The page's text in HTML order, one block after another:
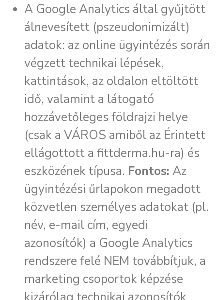
A Google Analytics által gyűjtött
álnevesített (pszeudonimizált)
adatok: az online ügyintézés során
végzett technikai lépések,
kattintások, az oldalon eltöltött
idő, valamint a látogató
hozzávetőleges földrajzi helye
(csak a VÁROS amiből az Érintett
ellágottott a fittderma.hu-ra) és
eszközének típusa. Fontos: Az
ügyintézési űrlapokon megadott
közvetlen személyes adatokat (pl.
név, e-mail cím, egyedi
azonosítók) a Google Analytics
rendszere felé NEM továbbítjuk, a
marketing csoportok képzése